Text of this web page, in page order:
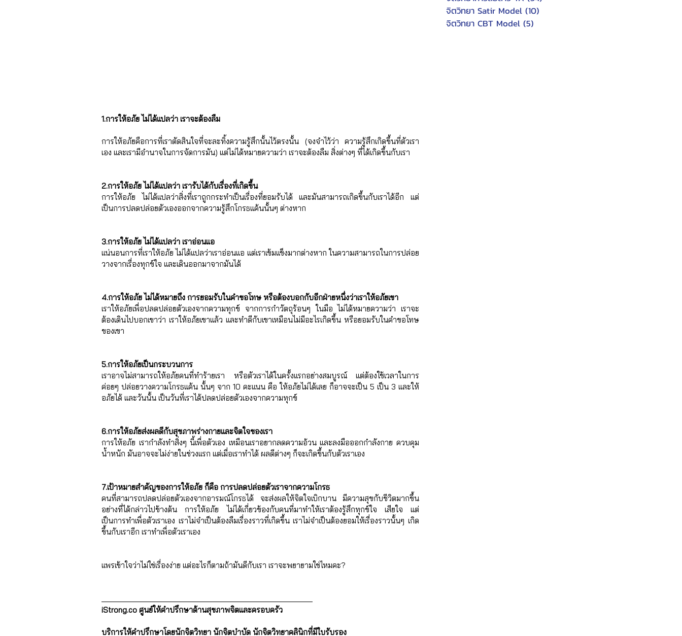
1.การให้อภัย ไม่ได้แปลว่า เราจะต้องลืม
การให้อภัยคือการที่เราตัดสินใจที่จะละทิ้งความรู้สึกนั้นไว้ตรงนั้น (จงจำไว้ว่า ความรู้สึกเกิดขึ้นที่ตัวเรา
เอง และเรามีอำนาจในการจัดการมัน) แต่ไม่ได้หมายความว่า เราจะต้องลืม สิ่งต่างๆ ที่ได้เกิดขึ้นกับเรา
2.การให้อภัย ไม่ได้แปลว่า เรารับได้กับเรื่องที่เกิดขึ้น
การให้อภัย ไม่ได้แปลว่าสิ่งที่เราถูกกระทำเป็นเรื่องที่ยอมรับได้ และมันสามารถเกิดขึ้นกับเราได้อีก แต่
เป็นการปลดปล่อยตัวเองออกจากความรู้สึกโกรธแค้นนั้นๆ ต่างหาก
3.การให้อภัย ไม่ได้แปลว่า เราอ่อนแอ
แน่นอนการที่เราให้อภัย ไม่ได้แปลว่าเราอ่อนแอ แต่เราเข้มแข็งมากต่างหาก ในความสามารถในการปล่อย
วางจากเรื่องทุกข์ใจ และเดินออกมาจากมันได้
4.การให้อภัย ไม่ได้หมายถึง การยอมรับในคำขอโทษ​ หรือต้องบอกกับอีกฝ่ายหนึ่งว่าเราให้อภัยเขา
เราให้อภัยเพื่อปลดปล่อยตัวเองจากความทุกข์​ จากการกำวัตถุร้อนๆ ในมือ ไม่ได้หมายความว่า เราจะ
ต้องเดินไปบอกเขาว่า เราให้อภัยเขาแล้ว และทำดีกับเขาเหมือนไม่มีอะไรเกิดขึ้น หรือยอมรับในคำขอโทษ
ของเขา
5.การให้อภัยเป็นกระบวนการ
เราอาจไม่สามารถให้อภัยคนที่ทำร้ายเรา หรือตัวเราได้ในครั้งแรกอย่างสมบูรณ์ แต่ต้องใช้เวลาในการ
ค่อยๆ ปล่อยวางความโกรธแค้น นั้นๆ จาก 10 คะแนน คือ ให้อภัยไม่ได้เลย ก็อาจจะเป็น 5 เป็น 3 และให้
อภัยได้ และวันนั้น เป็นวันที่เราได้ปลดปล่อยตัวเองจากความทุกข์
6.การให้อภัยส่งผลดีกับสุขภาพร่างกายและจิตใจของเรา
การให้อภัย เรากำลังทำสิ่งๆ นี้เพื่อตัวเอง เหมือนเราอยากลดความอ้วน และลงมือออกกำลังกาย ควบคุม
น้ำหนัก มันอาจจะไม่ง่ายในช่วงแรก แต่เมื่อเราทำได้ ผลดีต่างๆ ก็จะเกิดขึ้นกับตัวเราเอง
7.เป้าหมายสำคัญของการให้อภัย ก็คือ การปลดปล่อยตัวเราจากความโกรธ
คนที่สามารถปลดปล่อยตัวเองจากอารมณ์โกรธได้ จะส่งผลให้จิตใจเบิกบาน มีความสุขกับชีวิตมากขึ้น
อย่างที่ได้กล่าวไปข้างต้น การให้อภัย ไม่ได้เกี่ยวข้องกับคนที่มาทำให้เราต้องรู้สึกทุกข์ใจ เสียใจ แต่
เป็นการทำเพื่อตัวเราเอง เราไม่จำเป็นต้องลืมเรื่องราวที่เกิดขึ้น เราไม่จำเป็นต้องยอมให้เรื่องราวนั้นๆ เกิด
ขึ้นกับเราอีก เราทำเพื่อตัวเราเอง
แพรเข้าใจว่าไม่ใช่เรื่องง่าย แต่อะไรก็ตามถ้ามันดีกับเรา เราจะพยายามใช่ไหมคะ?
iStrong.co ศูนย์ให้คำปรึกษาด้านสุขภาพจิตและครอบครัว
บริการให้คำปรึกษาโดยนักจิตวิทยา นักจิตบำบัด นักจิตวิทยาคลินิกที่มีใบรับรอง
จิตวิทยา Satir Model (10)
จิตวิทยา CBT Model (5)